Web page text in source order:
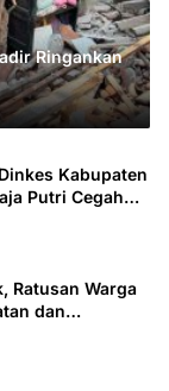
Ringankan
Kabupaten
Putri Cegah
Ratusan Warga
dan